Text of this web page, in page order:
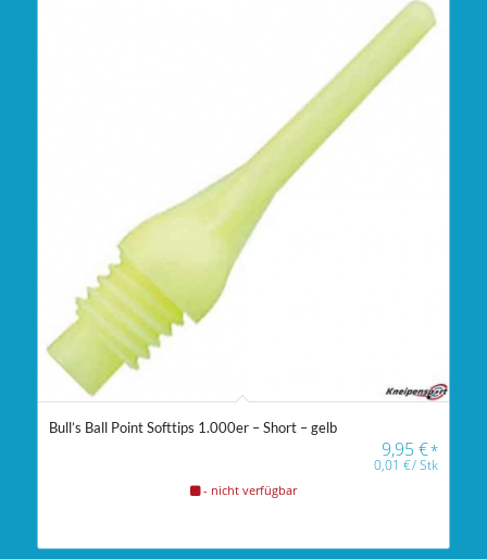
Bull’s Ball Point Softtips 1.000er – Short – gelb
9,95€*
0,01€/Stk
- nicht verfügbar